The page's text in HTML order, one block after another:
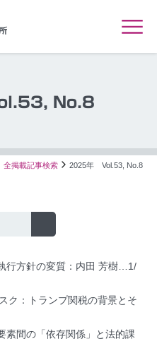
No.8
全掲載記事検索 2025年 Vol.53, No.8
行方針の変質：内田 芳樹…1/
ク：トランプ関税の背景とそ
素間の「依存関係」と法的課